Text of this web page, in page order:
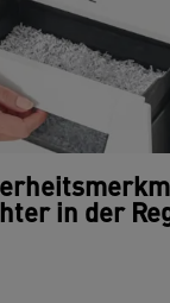
in der